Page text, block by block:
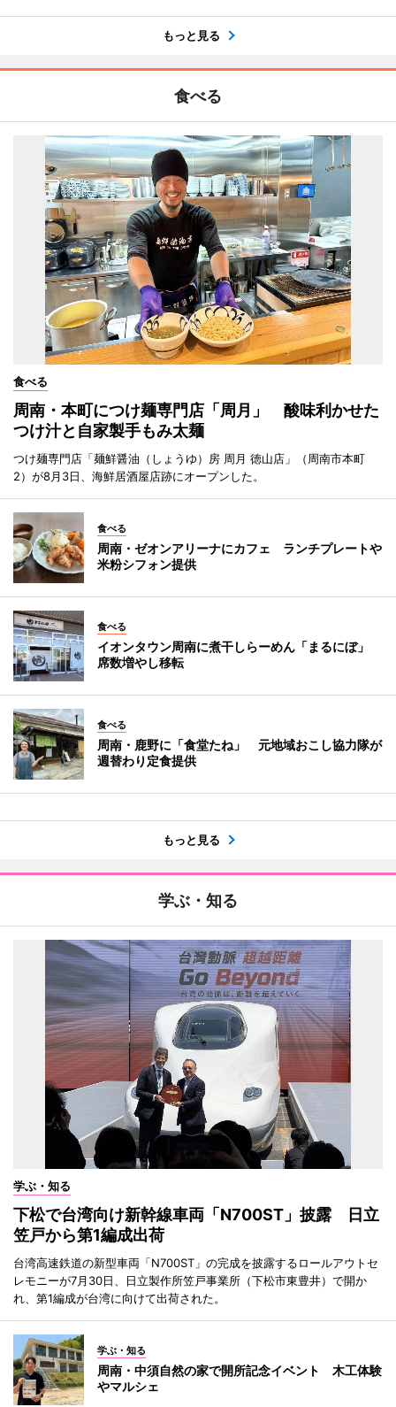
もっと見る
食べる
食べる
周南・本町につけ麺専門店「周月」 酸味利かせた
つけ汁と自家製手もみ太麺
つけ麺専門店「麺鮮醤油（しょうゆ）房 周月 徳山店」（周南市本町
2）が8月3日、海鮮居酒屋店跡にオープンした。
食べる
周南・ゼオンアリーナにカフェ ランチプレートや
米粉シフォン提供
食べる
イオンタウン周南に煮干しらーめん「まるにぼ」
席数増やし移転
食べる
周南・鹿野に「食堂たね」 元地域おこし協力隊が
週替わり定食提供
もっと見る
学ぶ・知る
学ぶ・知る
下松で台湾向け新幹線車両「N700ST」披露 日立
笠戸から第1編成出荷
台湾高速鉄道の新型車両「N700ST」の完成を披露するロールアウトセ
レモニーが7月30日、日立製作所笠戸事業所（下松市東豊井）で開か
れ、第1編成が台湾に向けて出荷された。
学ぶ・知る
周南・中須自然の家で開所記念イベント 木工体験
やマルシェ